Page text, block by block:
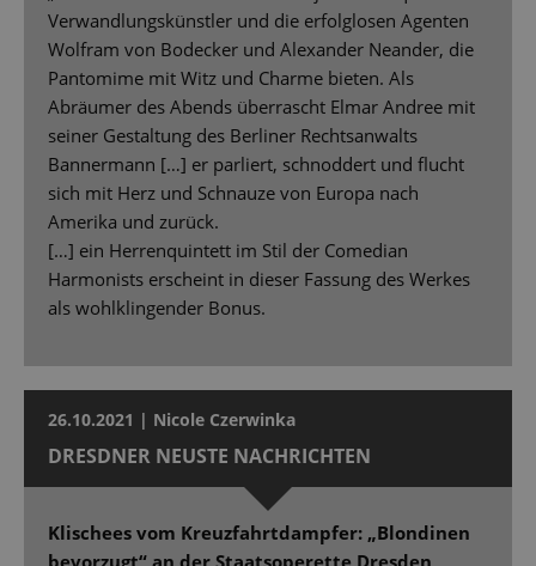
Verwandlungskünstler und die erfolglosen Agenten
Wolfram von Bodecker und Alexander Neander, die
Pantomime mit Witz und Charme bieten. Als
Abräumer des Abends überrascht Elmar Andree mit
seiner Gestaltung des Berliner Rechtsanwalts
Bannermann […] er parliert, schnoddert und flucht
sich mit Herz und Schnauze von Europa nach
Amerika und zurück.
[…] ein Herrenquintett im Stil der Comedian
Harmonists erscheint in dieser Fassung des Werkes
als wohlklingender Bonus.
26.10.2021 | Nicole Czerwinka
DRESDNER NEUSTE NACHRICHTEN
Klischees vom Kreuzfahrtdampfer: „Blondinen